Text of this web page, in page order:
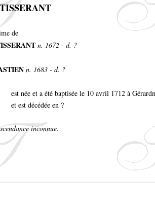
de
n. 1672 - d. ?
n. 1683 - d. ?
est née et a été baptisée le 10 avril 1712 à
et est décédée en ?
inconnue.